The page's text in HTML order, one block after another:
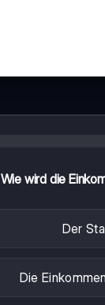
Wie wird die
Der
Die